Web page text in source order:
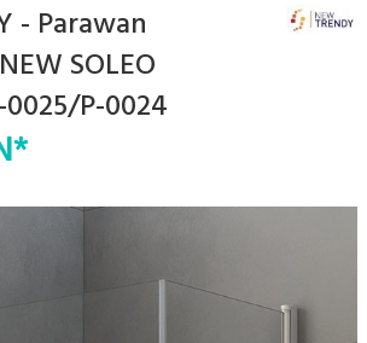
- Parawan
SOLEO
0025/P-0024